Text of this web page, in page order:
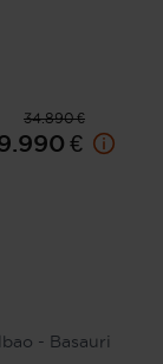
34.890 €
€
- Basauri